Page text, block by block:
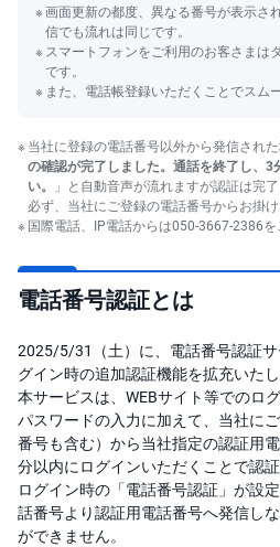
先
物
・
オ
プ
ョ
ン
商
品
先
金
・
・
プ
ラ
チ
ナ
外
貨
建
M
M
F
NE
W
画面更新の都度、異なる番号が表示さ
信でも流れは同じです。
スマートフォンをご利用のお客さまは
です。
また、電話帳登録いただくことでスム
当社に登録の電話番号以外から発信され
の確認が完了しました。通話を終了し、3
い。
」と自動音声が流れますが認証は完
必ず、当社にご登録の電話番号からお掛け
国際電話、IP電話からは050-3667-2386を
電話番号認証とは
2025/5/31（土）に、電話番号認証
グイン時の追加認証機能を拡充いたし
本サービスは、WEBサイト等でのロ
パスワードの入力に加えて、当社に
番号も含む）から当社指定の認証用
分以内にログインいただくことで認
ログイン時の「電話番号認証」が設
話番号より認証用電話番号へ発信し
ができません。